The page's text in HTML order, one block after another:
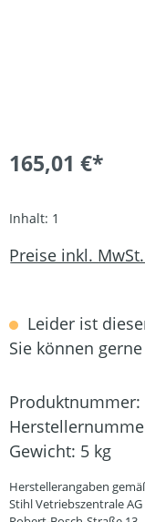
165,01 €*
Inhalt: 1
Preise inkl.
Leider ist
Sie können
Produktnummer:
Gewicht: 5 kg
Herstellerangaben
Stihl Vetriebszentrale AG